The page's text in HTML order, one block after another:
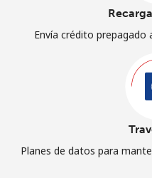
Envía crédito
Planes de datos para